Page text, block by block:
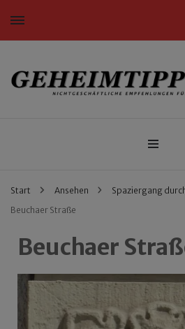
Nichtgeschäftliche Empfehlungen für
Start Ansehen
Spaziergang
Beuchaer Straße
Beuchaer